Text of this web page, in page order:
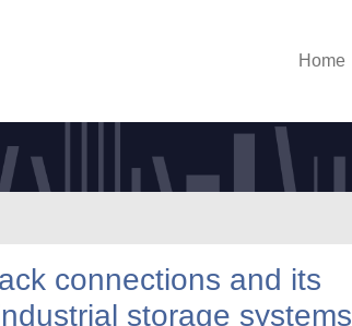
Home
connections and its
storage systems